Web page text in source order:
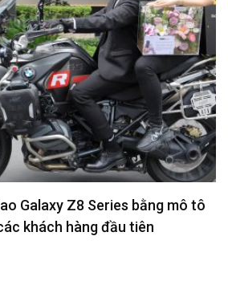
Galaxy Z8 Series bằng mô tô
khách hàng đầu tiên